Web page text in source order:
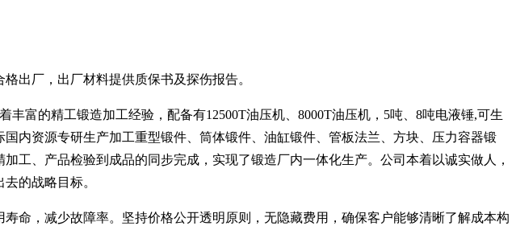
出厂，出厂材料提供质保书及探伤报告。
富的精工锻造加工经验，配备有12500T油压机、8000T油压机，5吨、8吨电液锤,可生
内资源专研生产加工重型锻件、筒体锻件、油缸锻件、管板法兰、方块、压力容器锻
工、产品检验到成品的同步完成，实现了锻造厂内一体化生产。公司本着以诚实做人，
的战略目标。
命，减少故障率。坚持价格公开透明原则，无隐藏费用，确保客户能够清晰了解成本构